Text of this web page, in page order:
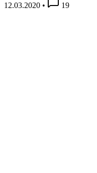
12.03.2020 • 19